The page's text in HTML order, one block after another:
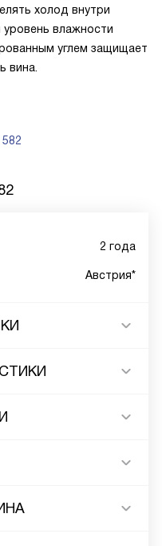
холод внутри
влажности
углем защищает
вина.
2 года
Австрия*